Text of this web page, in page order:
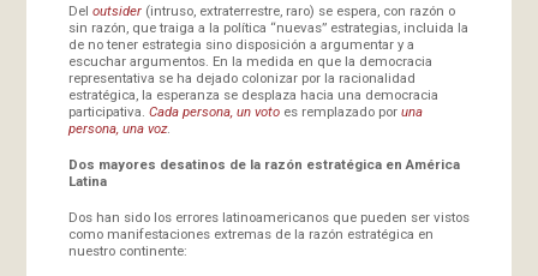
Del outsider(intruso, extraterrestre, raro) se espera, con razón o
sin razón, que traiga a la política “nuevas” estrategias, incluida la
de no tener estrategia sino disposición a argumentar y a
escuchar argumentos. En la medida en que la democracia
representativa se ha dejado colonizar por la racionalidad
estratégica, la esperanza se desplaza hacia una democracia
participativa. Cada persona, un votoes remplazado por una
persona, una voz.
Dos mayores desatinos de la razón estratégica en América
Latina
Dos han sido los errores latinoamericanos que pueden ser vistos
como manifestaciones extremas de la razón estratégica en
nuestro continente: